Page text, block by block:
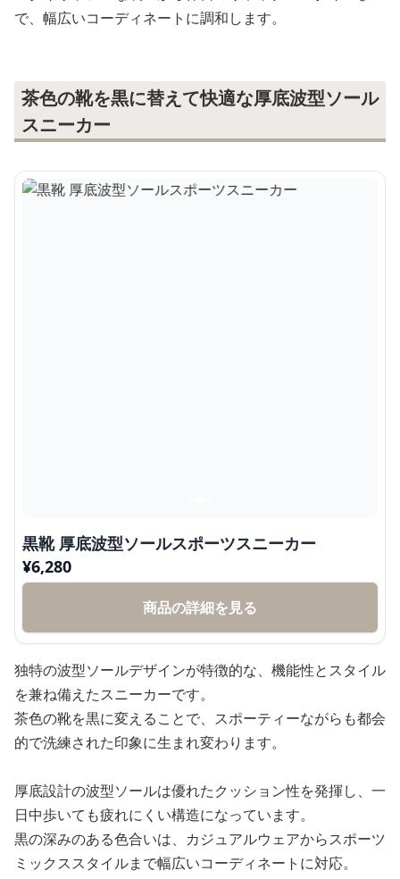
で、幅広いコーディネートに調和します。
茶色の靴を黒に替えて快適な厚底波型ソール
スニーカー
黒靴 厚底波型ソールスポーツスニーカー
¥6,280
商品の詳細を見る
独特の波型ソールデザインが特徴的な、機能性とスタイル
を兼ね備えたスニーカーです。
茶色の靴を黒に変えることで、スポーティーながらも都会
的で洗練された印象に生まれ変わります。
厚底設計の波型ソールは優れたクッション性を発揮し、一
日中歩いても疲れにくい構造になっています。
黒の深みのある色合いは、カジュアルウェアからスポーツ
ミックススタイルまで幅広いコーディネートに対応。